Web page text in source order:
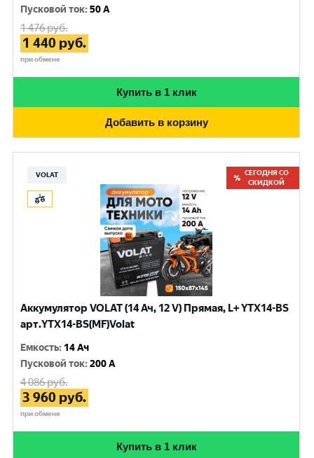
Пусковой ток:50 A
1 476руб.
1 440 руб.
при обмене
Купить в 1 клик
Добавить в корзину
VOLAT
СЕГОДНЯ СО
СКИДКОЙ
Аккумулятор VOLAT (14 Ач, 12 V) Прямая, L+ YTX14-BS
арт.YTX14-BS(MF)Volat
Емкость: 14 Ач
Пусковой ток:200 A
4 086руб.
3 960 руб.
при обмене
Купить в 1 клик